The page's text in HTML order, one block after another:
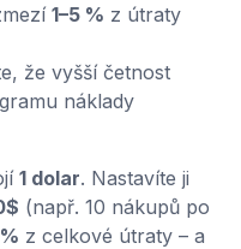
1–5 % z útraty
že vyšší četnost
náklady
1 dolar. Nastavíte ji
(např. 10 nákupů po
z celkové útraty – a